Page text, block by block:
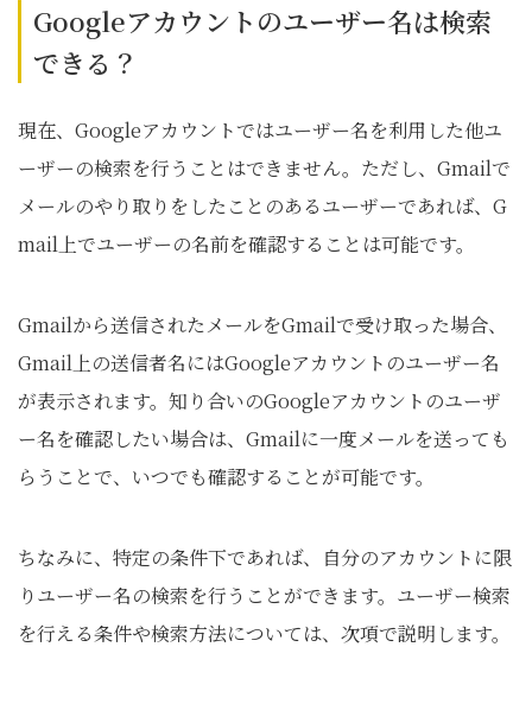
Googleアカウントのユーザー名は検索
できる？
現在、Googleアカウントではユーザー名を利用した他ユ
ーザーの検索を行うことはできません。ただし、Gmailで
メールのやり取りをしたことのあるユーザーであれば、G
mail上でユーザーの名前を確認することは可能です。
Gmailから送信されたメールをGmailで受け取った場合、
Gmail上の送信者名にはGoogleアカウントのユーザー名
が表示されます。知り合いのGoogleアカウントのユーザ
ー名を確認したい場合は、Gmailに一度メールを送っても
らうことで、いつでも確認することが可能です。
ちなみに、特定の条件下であれば、自分のアカウントに限
りユーザー名の検索を行うことができます。ユーザー検索
を行える条件や検索方法については、次項で説明します。